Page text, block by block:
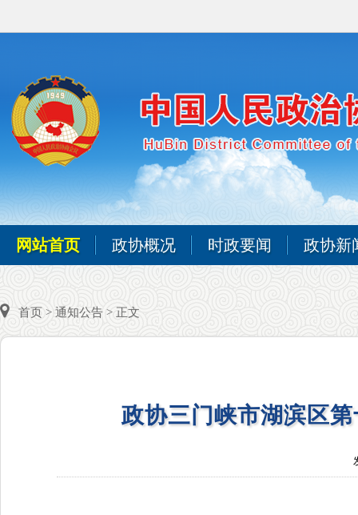
网站首页 政协概况 时政要闻 政协新
首页 > 通知公告 > 正文
政协三门峡市湖滨区